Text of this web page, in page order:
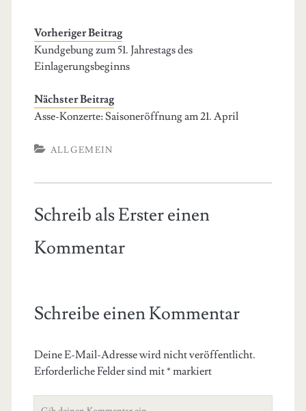
Vorheriger Beitrag
Kundgebung zum 51. Jahrestags des
Einlagerungsbeginns
Nächster Beitrag
Asse-Konzerte: Saisoneröffnung am 21. April
ALLGEMEIN
Schreib als Erster einen
Kommentar
Schreibe einen Kommentar
Deine E-Mail-Adresse wird nicht veröffentlicht.
Erforderliche Felder sind mit* markiert
Dein